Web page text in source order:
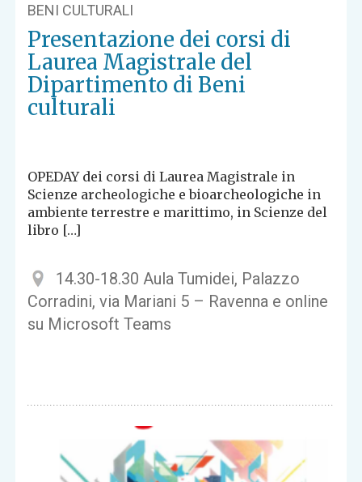
BENI CULTURALI
Presentazione dei corsi di
Laurea Magistrale del
Dipartimento di Beni
culturali
OPEDAY dei corsi di Laurea Magistrale in
Scienze archeologiche e bioarcheologiche in
ambiente terrestre e marittimo, in Scienze del
libro […]
14.30-18.30 Aula Tumidei, Palazzo
Corradini, via Mariani 5 – Ravenna e online
su Microsoft Teams